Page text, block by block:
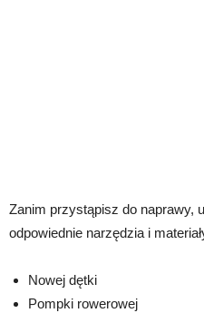
Zanim przystąpisz do naprawy,
odpowiednie narzędzia i
Nowej dętki
Pompki rowerowej